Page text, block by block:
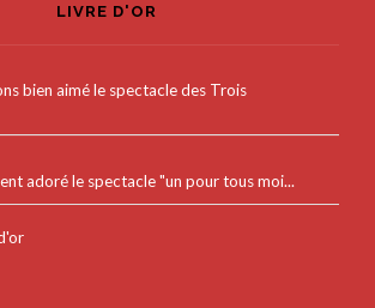
LIVRE D'OR
bien aimé le spectacle des Trois
adoré le spectacle "un pour tous moi...